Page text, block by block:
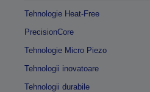
Tehnologie Heat-Free
PrecisionCore
Tehnologie Micro Piezo
Tehnologii inovatoare
Tehnologii durabile